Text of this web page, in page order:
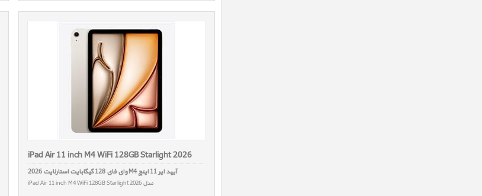
iPad Air 11 inch M4 WiFi 128GB Starlight 2026
آیپد ایر 11 اینچ M4 وای فای 128 گیگابایت استارلایت 2026
مدل iPad Air 11 inch M4 WiFi 128GB Starlight 2026